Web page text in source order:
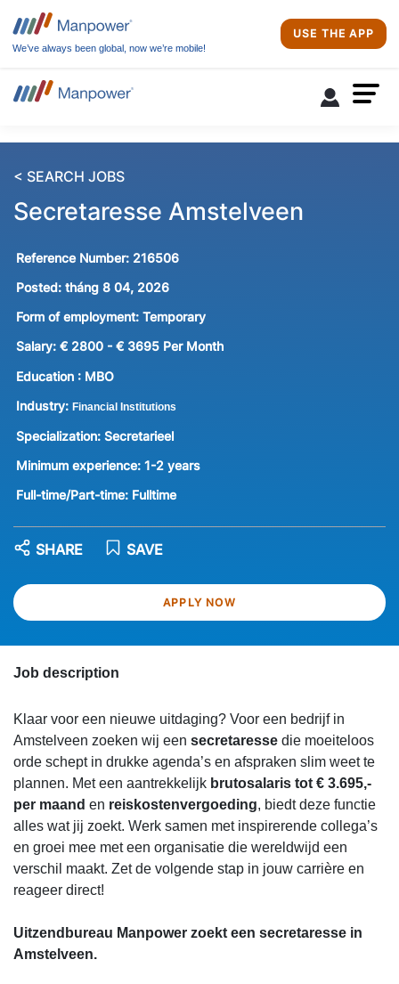
We’ve always been global, now we’re mobile!
USE THE APP
< SEARCH JOBS
Secretaresse Amstelveen
Reference Number: 216506
Posted: tháng 8 04, 2026
Form of employment: Temporary
Salary: € 2800 - € 3695 Per Month
Education : MBO
Industry: Financial Institutions
Specialization: Secretarieel
Minimum experience: 1-2 years
Full-time/Part-time: Fulltime
APPLY NOW
SAVE
SHARE
Job description
Klaar voor een nieuwe uitdaging? Voor een bedrijf in
Amstelveen zoeken wij een secretaresse die moeiteloos
orde schept in drukke agenda’s en afspraken slim weet te
plannen. Met een aantrekkelijk brutosalaris tot € 3.695,-
per maand en reiskostenvergoeding, biedt deze functie
alles wat jij zoekt. Werk samen met inspirerende collega’s
en groei mee met een organisatie die wereldwijd een
verschil maakt. Zet de volgende stap in jouw carrière en
reageer direct!
Uitzendbureau Manpower zoekt een secretaresse in
Amstelveen.